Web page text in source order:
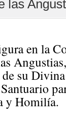
las
en la
su
y Homilía.